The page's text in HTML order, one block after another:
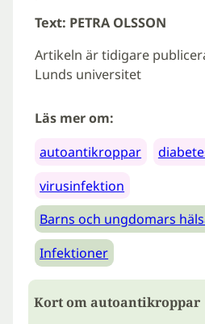
Text: PETRA OLSSON
Artikeln är tidigare
Lunds universitet
Läs mer om:
autoantikroppar
virusinfektion
Barns och ungdomars
Infektioner
Kort om autoantikroppar